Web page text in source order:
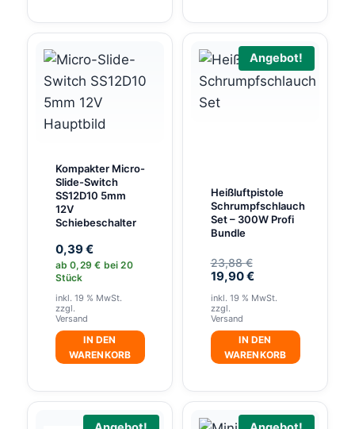
Produkt
weist
mehrere
Varianten
auf.
Die
können
auf
der
gewählt
werden
Produkt
weist
mehrere
Varianten
auf.
auf
der
Produktseite
gewählt
werden
Kompakter Micro-
Slide-Switch
SS12D10 5mm
12V
Schiebeschalter
0,39€
ab0,29€ bei 20
Stück
inkl. 19 % MwSt.
zzgl.
Versand
IN DEN
WARENKORB
Angebot!
Heißluftpistole
Schrumpfschlauch
Set – 300W Profi
Bundle
23,88€
23,88 €
19,90€Aktueller
ist:
inkl. 19 % MwSt.
zzgl.
Versand
IN DEN
WARENKORB